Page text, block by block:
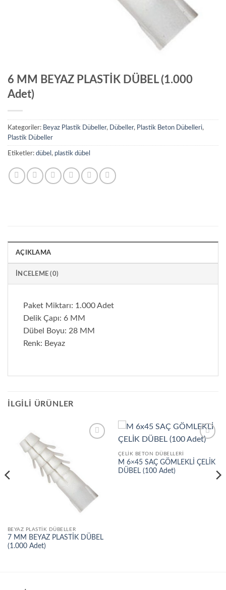
6 MM BEYAZ PLASTİK DÜBEL (1.000
Adet)
Kategoriler: Beyaz Plastik Dübeller, Dübeller, Plastik Beton Dübelleri,
Plastik Dübeller
Etiketler: dübel , plastik dübel
AÇIKLAMA
İNCELEME (0)
Paket Miktarı: 1.000 Adet
Delik Çapı: 6 MM
Dübel Boyu: 28 MM
Renk: Beyaz
İLGILI ÜRÜNLER
BEYAZ PLASTIK DÜBELLER
7 MM BEYAZ PLASTİK DÜBEL
(1.000 Adet)
Ekle
ÇELIK BETON DÜBELLERI
M 6×45 SAÇ GÖMLEKLİ ÇELİK
DÜBEL (100 Adet)